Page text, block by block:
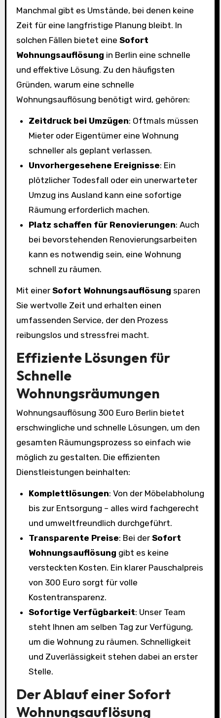
Manchmal gibt es Umstände, bei denen keine
Zeit für eine langfristige Planung bleibt. In
solchen Fällen bietet eine Sofort
Wohnungsauflösung in Berlin eine schnelle
und effektive Lösung. Zu den häufigsten
Gründen, warum eine schnelle
Wohnungsauflösung benötigt wird, gehören:
Zeitdruck bei Umzügen: Oftmals müssen
Mieter oder Eigentümer eine Wohnung
schneller als geplant verlassen.
Unvorhergesehene Ereignisse: Ein
plötzlicher Todesfall oder ein unerwarteter
Umzug ins Ausland kann eine sofortige
Räumung erforderlich machen.
Platz schaffen für Renovierungen: Auch
bei bevorstehenden Renovierungsarbeiten
kann es notwendig sein, eine Wohnung
schnell zu räumen.
Mit einer Sofort Wohnungsauflösung sparen
Sie wertvolle Zeit und erhalten einen
umfassenden Service, der den Prozess
reibungslos und stressfrei macht.
Effiziente Lösungen für
Schnelle
Wohnungsräumungen
Wohnungsauflösung 300 Euro Berlin bietet
erschwingliche und schnelle Lösungen, um den
gesamten Räumungsprozess so einfach wie
möglich zu gestalten. Die effizienten
Dienstleistungen beinhalten:
Komplettlösungen: Von der Möbelabholung
bis zur Entsorgung – alles wird fachgerecht
und umweltfreundlich durchgeführt.
Transparente Preise: Bei derSofort
Wohnungsauflösung gibt es keine
versteckten Kosten. Ein klarer Pauschalpreis
von 300 Euro sorgt für volle
Kostentransparenz.
Sofortige Verfügbarkeit: Unser Team
steht Ihnen am selben Tag zur Verfügung,
um die Wohnung zu räumen. Schnelligkeit
und Zuverlässigkeit stehen dabei an erster
Stelle.
Der Ablauf einer Sofort
Wohnungsauflösung